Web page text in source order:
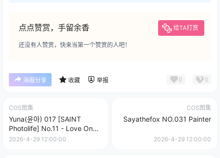
点点赞赏，手留余香 给TA打赏
还没有人赞赏，快来当第一个赞赏的人吧！
海报分享 收藏 举报 0 0
COS图集
Yuna(윤아) 017 [SAINT
Photolife] No.11 - Love On
Top
2026-4-29 12:00:00
COS图集
Sayathefox NO.031 Painter
2026-4-29 12:00:00